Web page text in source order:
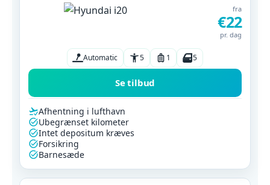
fra
€22
pr. dag
Automatic 5 1 5
Se tilbud
Afhentning i lufthavn
Ubegrænset kilometer
Intet depositum kræves
Forsikring
Barnesæde